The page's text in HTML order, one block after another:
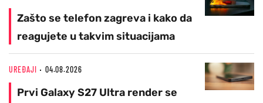
Zašto se telefon zagreva i kako da
reagujete u takvim situacijama
UREĐAJI 04.08.2026
Prvi Galaxy S27 Ultra render se